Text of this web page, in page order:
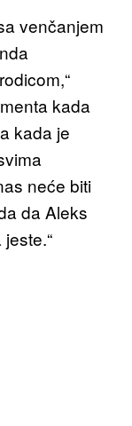
venčanjem
kada
kada je
neće biti
da Aleks